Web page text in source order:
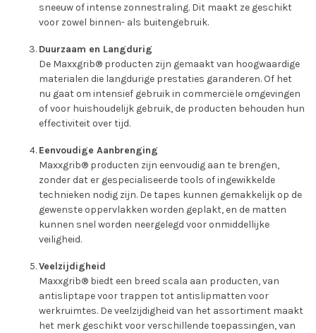
sneeuw of intense zonnestraling. Dit maakt ze geschikt
voor zowel binnen- als buitengebruik.
Duurzaam en Langdurig
De Maxxgrib® producten zijn gemaakt van hoogwaardige
materialen die langdurige prestaties garanderen. Of het
nu gaat om intensief gebruik in commerciële omgevingen
of voor huishoudelijk gebruik, de producten behouden hun
effectiviteit over tijd.
Eenvoudige Aanbrenging
Maxxgrib® producten zijn eenvoudig aan te brengen,
zonder dat er gespecialiseerde tools of ingewikkelde
technieken nodig zijn. De tapes kunnen gemakkelijk op de
gewenste oppervlakken worden geplakt, en de matten
kunnen snel worden neergelegd voor onmiddellijke
veiligheid.
Veelzijdigheid
Maxxgrib® biedt een breed scala aan producten, van
antisliptape voor trappen tot antislipmatten voor
werkruimtes. De veelzijdigheid van het assortiment maakt
het merk geschikt voor verschillende toepassingen, van